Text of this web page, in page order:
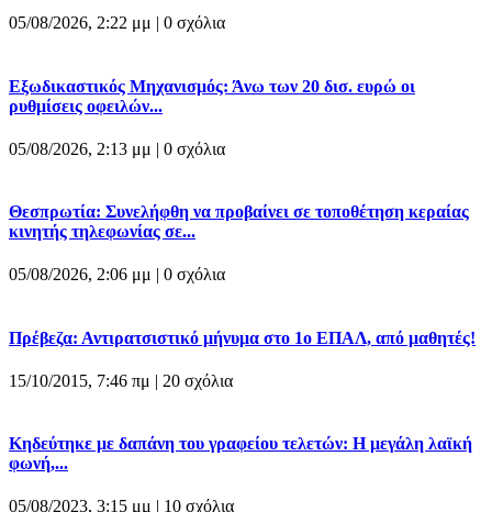
05/08/2026, 2:22 μμ | 0 σχόλια
Εξωδικαστικός Μηχανισμός: Άνω των 20 δισ. ευρώ οι
ρυθμίσεις οφειλών...
05/08/2026, 2:13 μμ | 0 σχόλια
Θεσπρωτία: Συνελήφθη να προβαίνει σε τοποθέτηση κεραίας
κινητής τηλεφωνίας σε...
05/08/2026, 2:06 μμ | 0 σχόλια
Πρέβεζα: Αντιρατσιστικό μήνυμα στο 1ο ΕΠΑΛ, από μαθητές!
15/10/2015, 7:46 πμ | 20 σχόλια
Κηδεύτηκε με δαπάνη του γραφείου τελετών: Η μεγάλη λαϊκή
φωνή,...
05/08/2023, 3:15 μμ | 10 σχόλια